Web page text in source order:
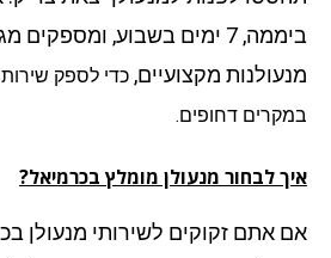
ביממה, 7 ימים בשבוע, ומספקים
מקצועיים,כדי לספק שירות
דחופים.
לבחור מנעולן מומלץ בכרמיאל?
אתם זקוקים לשירותי מנעולן